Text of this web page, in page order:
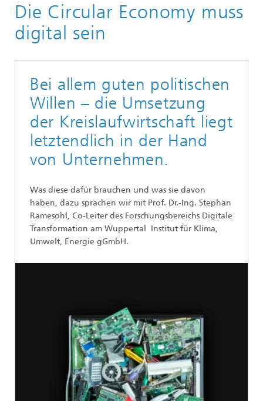
Medien
FUTUR
Die Circular Economy muss
digital sein
Bei allem guten politischen
Willen – die Umsetzung
der Kreislaufwirtschaft liegt
letztendlich in der Hand
von Unternehmen.
Was diese dafür brauchen und was sie davon
haben, dazu sprachen wir mit Prof. Dr.-Ing. Stephan
Ramesohl, Co-Leiter des Forschungsbereichs Digitale
Transformation am Wuppertal Institut für Klima,
Umwelt, Energie gGmbH.